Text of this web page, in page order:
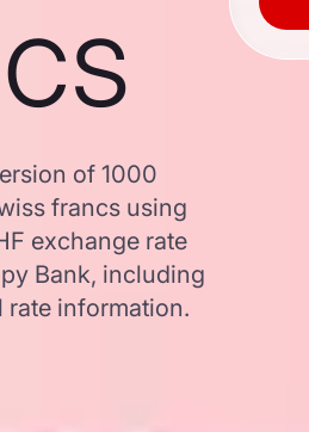
of 1000
francs using
exchange rate
Bank, including
rate information.